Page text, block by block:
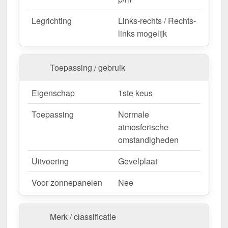
bedekkingsbreedte is
1,114 mvoor de eerste plaat, elke extra plaat
vergroot het dakoppervlak met dewerkende
breedte van 1,08 m
gehouden met de overlapping van de platen.
Als er ter plaatse aanpassingen nodig zijn, kan de
metalen plaat gemakkelijk worden ingekort door
deze te zagen.
Bestel nu Golfplaat PF25W | Gevel – Snelle
levering & met 10 jaar garantie!
Duurzaam, weerbestendig, op maat gemaakt - bestel
nu en profiteer van een snelle levering!
Legrichting
Links-rechts / Rechts-
links mogelijk
Toepassing / gebruik
Eigenschap
1ste keus
Toepassing
Normale
atmosferische
omstandigheden
Uitvoering
Gevelplaat
Voor zonnepanelen
Nee
Merk / classificatie